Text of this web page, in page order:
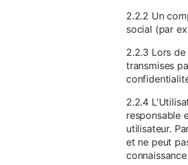
2.2.2 Un
social (par
2.2.3 Lors
transmises
2.2.4
responsable
utilisateur.
et ne peut